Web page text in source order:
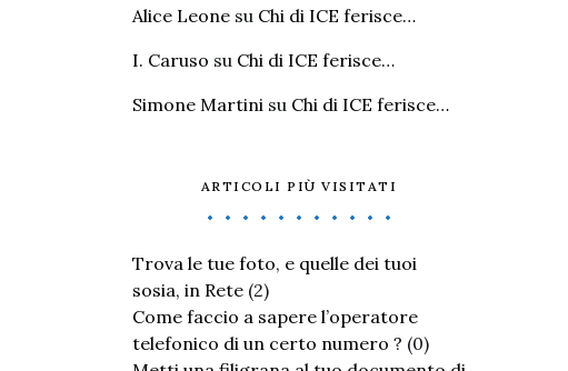
Alice Leone su Chi di ICE ferisce…
I. Caruso su Chi di ICE ferisce…
Simone Martini su Chi di ICE ferisce…
ARTICOLI PIÙ VISITATI
Trova le tue foto, e quelle dei tuoi
sosia, in Rete (2)
Come faccio a sapere l’operatore
telefonico di un certo numero ? (0)